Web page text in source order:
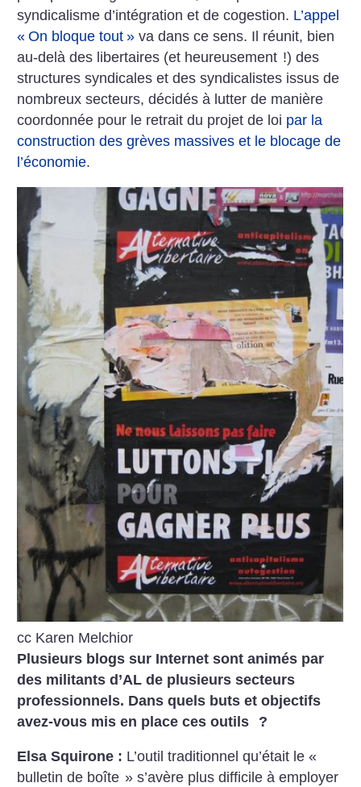
syndicalisme d’intégration et de cogestion. L’appel
« On bloque tout » va dans ce sens. Il réunit, bien
au-delà des libertaires (et heureusement !) des
structures syndicales et des syndicalistes issus de
nombreux secteurs, décidés à lutter de manière
coordonnée pour le retrait du projet de loi par la
construction des grèves massives et le blocage de
l’économie.
cc Karen Melchior
Plusieurs blogs sur Internet sont animés par
des militants d’AL de plusieurs secteurs
professionnels. Dans quels buts et objectifs
avez-vous mis en place ces outils
?
Elsa Squirone : L’outil traditionnel qu’était le «
bulletin de boîte » s’avère plus difficile à employer